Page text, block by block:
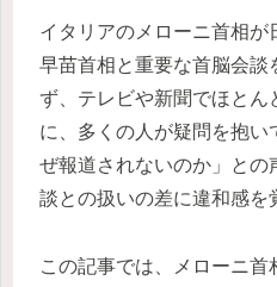
イタリアのメローニ首相
早苗首相と重要な首脳会談
ず、テレビや新聞でほとん
に、多くの人が疑問を抱
ぜ報道されないのか」との
談との扱いの差に違和感を
この記事では、メローニ